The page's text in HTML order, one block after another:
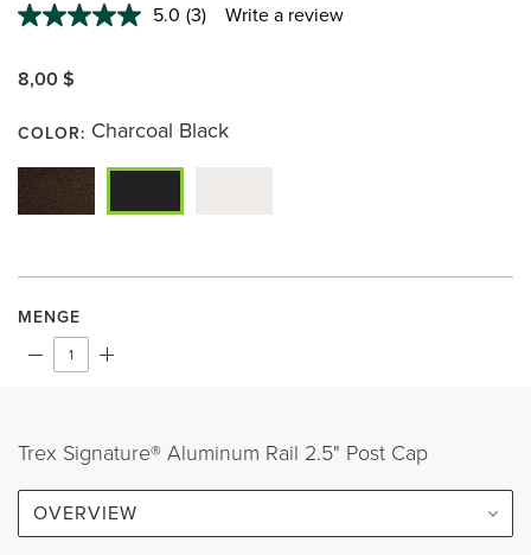
5.0 Read
link.
(3) Write a review
8,00 $
COLOR: Charcoal Black
MENGE
Trex Signature® Aluminum Rail 2.5" Post Cap
OVERVIEW